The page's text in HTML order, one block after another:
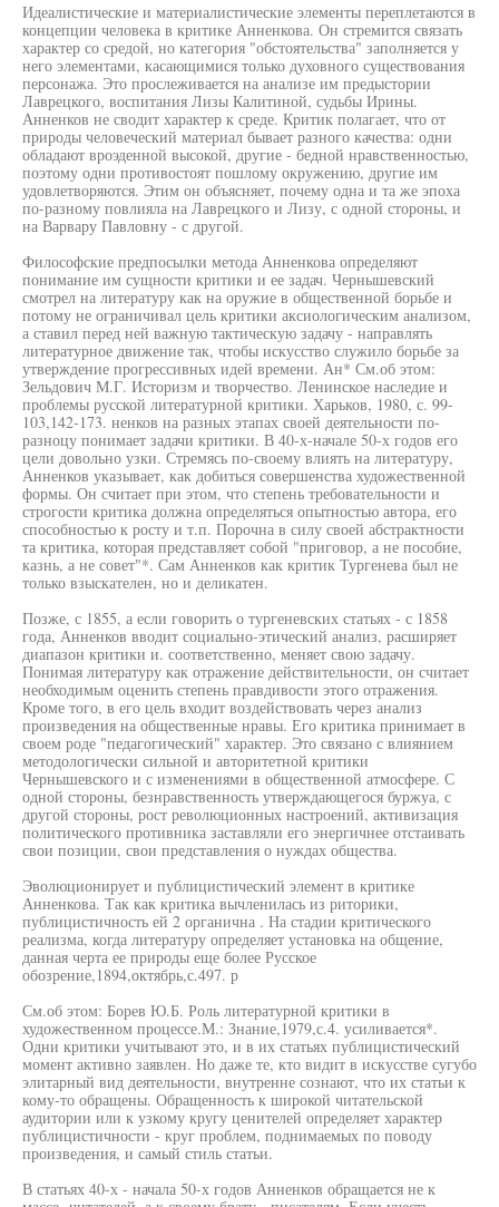
Идеалистические и материалистические элементы переплетаются в
концепции человека в критике Анненкова. Он стремится связать
характер со средой, но категория "обстоятельства" заполняется у
него элементами, касающимися только духовного существования
персонажа. Это прослеживается на анализе им предыстории
Лаврецкого, воспитания Лизы Калитиной, судьбы Ирины.
Анненков не сводит характер к среде. Критик полагает, что от
природы человеческий материал бывает разного качества: одни
обладают вроэденной высокой, другие - бедной нравственностью,
поэтому одни противостоят пошлому окружению, другие им
удовлетворяются. Этим он объясняет, почему одна и та же эпоха
по-разному повлияла на Лаврецкого и Лизу, с одной стороны, и
на Варвару Павловну - с другой.
Философские предпосылки метода Анненкова определяют
понимание им сущности критики и ее задач. Чернышевский
смотрел на литературу как на оружие в общественной борьбе и
потому не ограничивал цель критики аксиологическим анализом,
а ставил перед ней важную тактическую задачу - направлять
литературное движение так, чтобы искусство служило борьбе за
утверждение прогрессивных идей времени. Ан* См.об этом:
Зельдович М.Г. Историзм и творчество. Ленинское наследие и
проблемы русской литературной критики. Харьков, 1980, с. 99-
103,142-173. ненков на разных этапах своей деятельности по-
разноцу понимает задачи критики. В 40-х-начале 50-х годов его
цели довольно узки. Стремясь по-своему влиять на литературу,
Анненков указывает, как добиться совершенства художественной
формы. Он считает при этом, что степень требовательности и
строгости критика должна определяться опытностью автора, его
способностью к росту и т.п. Порочна в силу своей абстрактности
та критика, которая представляет собой "приговор, а не пособие,
казнь, а не совет"*. Сам Анненков как критик Тургенева был не
только взыскателен, но и деликатен.
Позже, с 1855, а если говорить о тургеневских статьях - с 1858
года, Анненков вводит социально-этический анализ, расширяет
диапазон критики и. соответственно, меняет свою задачу.
Понимая литературу как отражение действительности, он считает
необходимым оценить степень правдивости этого отражения.
Кроме того, в его цель входит воздействовать через анализ
произведения на общественные нравы. Его критика принимает в
своем роде "педагогический" характер. Это связано с влиянием
методологически сильной и авторитетной критики
Чернышевского и с изменениями в общественной атмосфере. С
одной стороны, безнравственность утверждающегося буржуа, с
другой стороны, рост революционных настроений, активизация
политического противника заставляли его энергичнее отстаивать
свои позиции, свои представления о нуждах общества.
Эволюционирует и публицистический элемент в критике
Анненкова. Так как критика вычленилась из риторики,
публицистичность ей 2 органична . На стадии критического
реализма, когда литературу определяет установка на общение,
данная черта ее природы еще более Русское
обозрение,1894,октябрь,с.497. р
См.об этом: Борев Ю.Б. Роль литературной критики в
художественном процессе.М.: Знание,1979,с.4. усиливается*.
Одни критики учитывают это, и в их статьях публицистический
момент активно заявлен. Но даже те, кто видит в искусстве сугубо
элитарный вид деятельности, внутренне сознают, что их статьи к
кому-то обращены. Обращенность к широкой читательской
аудитории или к узкому кругу ценителей определяет характер
публицистичности - круг проблем, поднимаемых по поводу
произведения, и самый стиль статьи.
В статьях 40-х - начала 50-х годов Анненков обращается не к